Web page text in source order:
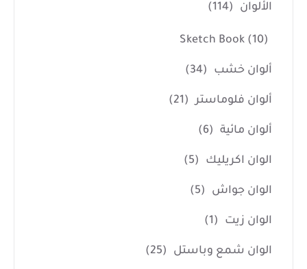
الألوان (114)
Sketch Book (10)
ألوان خشب (34)
ألوان فلوماستر (21)
ألوان مائية (6)
الوان اكريليك (5)
الوان جواش (5)
الوان زيت (1)
الوان شمع وباستل (25)